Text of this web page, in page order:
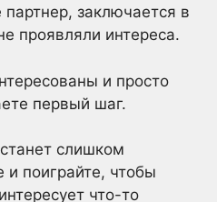
партнер, заключается в
проявляли интереса.
и просто
первый шаг.
слишком
и поиграйте, чтобы
что-то